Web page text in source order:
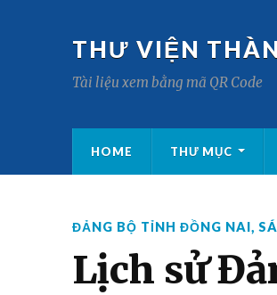
THƯ VIỆN
Tài liệu xem bằng mã QR Code
HOME THƯ MỤC
ĐẢNG BỘ TỈNH ĐỒNG NAI,
Lịch sử